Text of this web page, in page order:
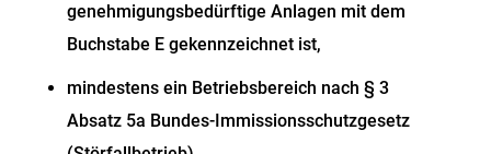
genehmigungsbedürftige Anlagen mit dem
Buchstabe E gekennzeichnet ist,
mindestens ein Betriebsbereich nach § 3
Absatz 5a Bundes-Immissionsschutzgesetz